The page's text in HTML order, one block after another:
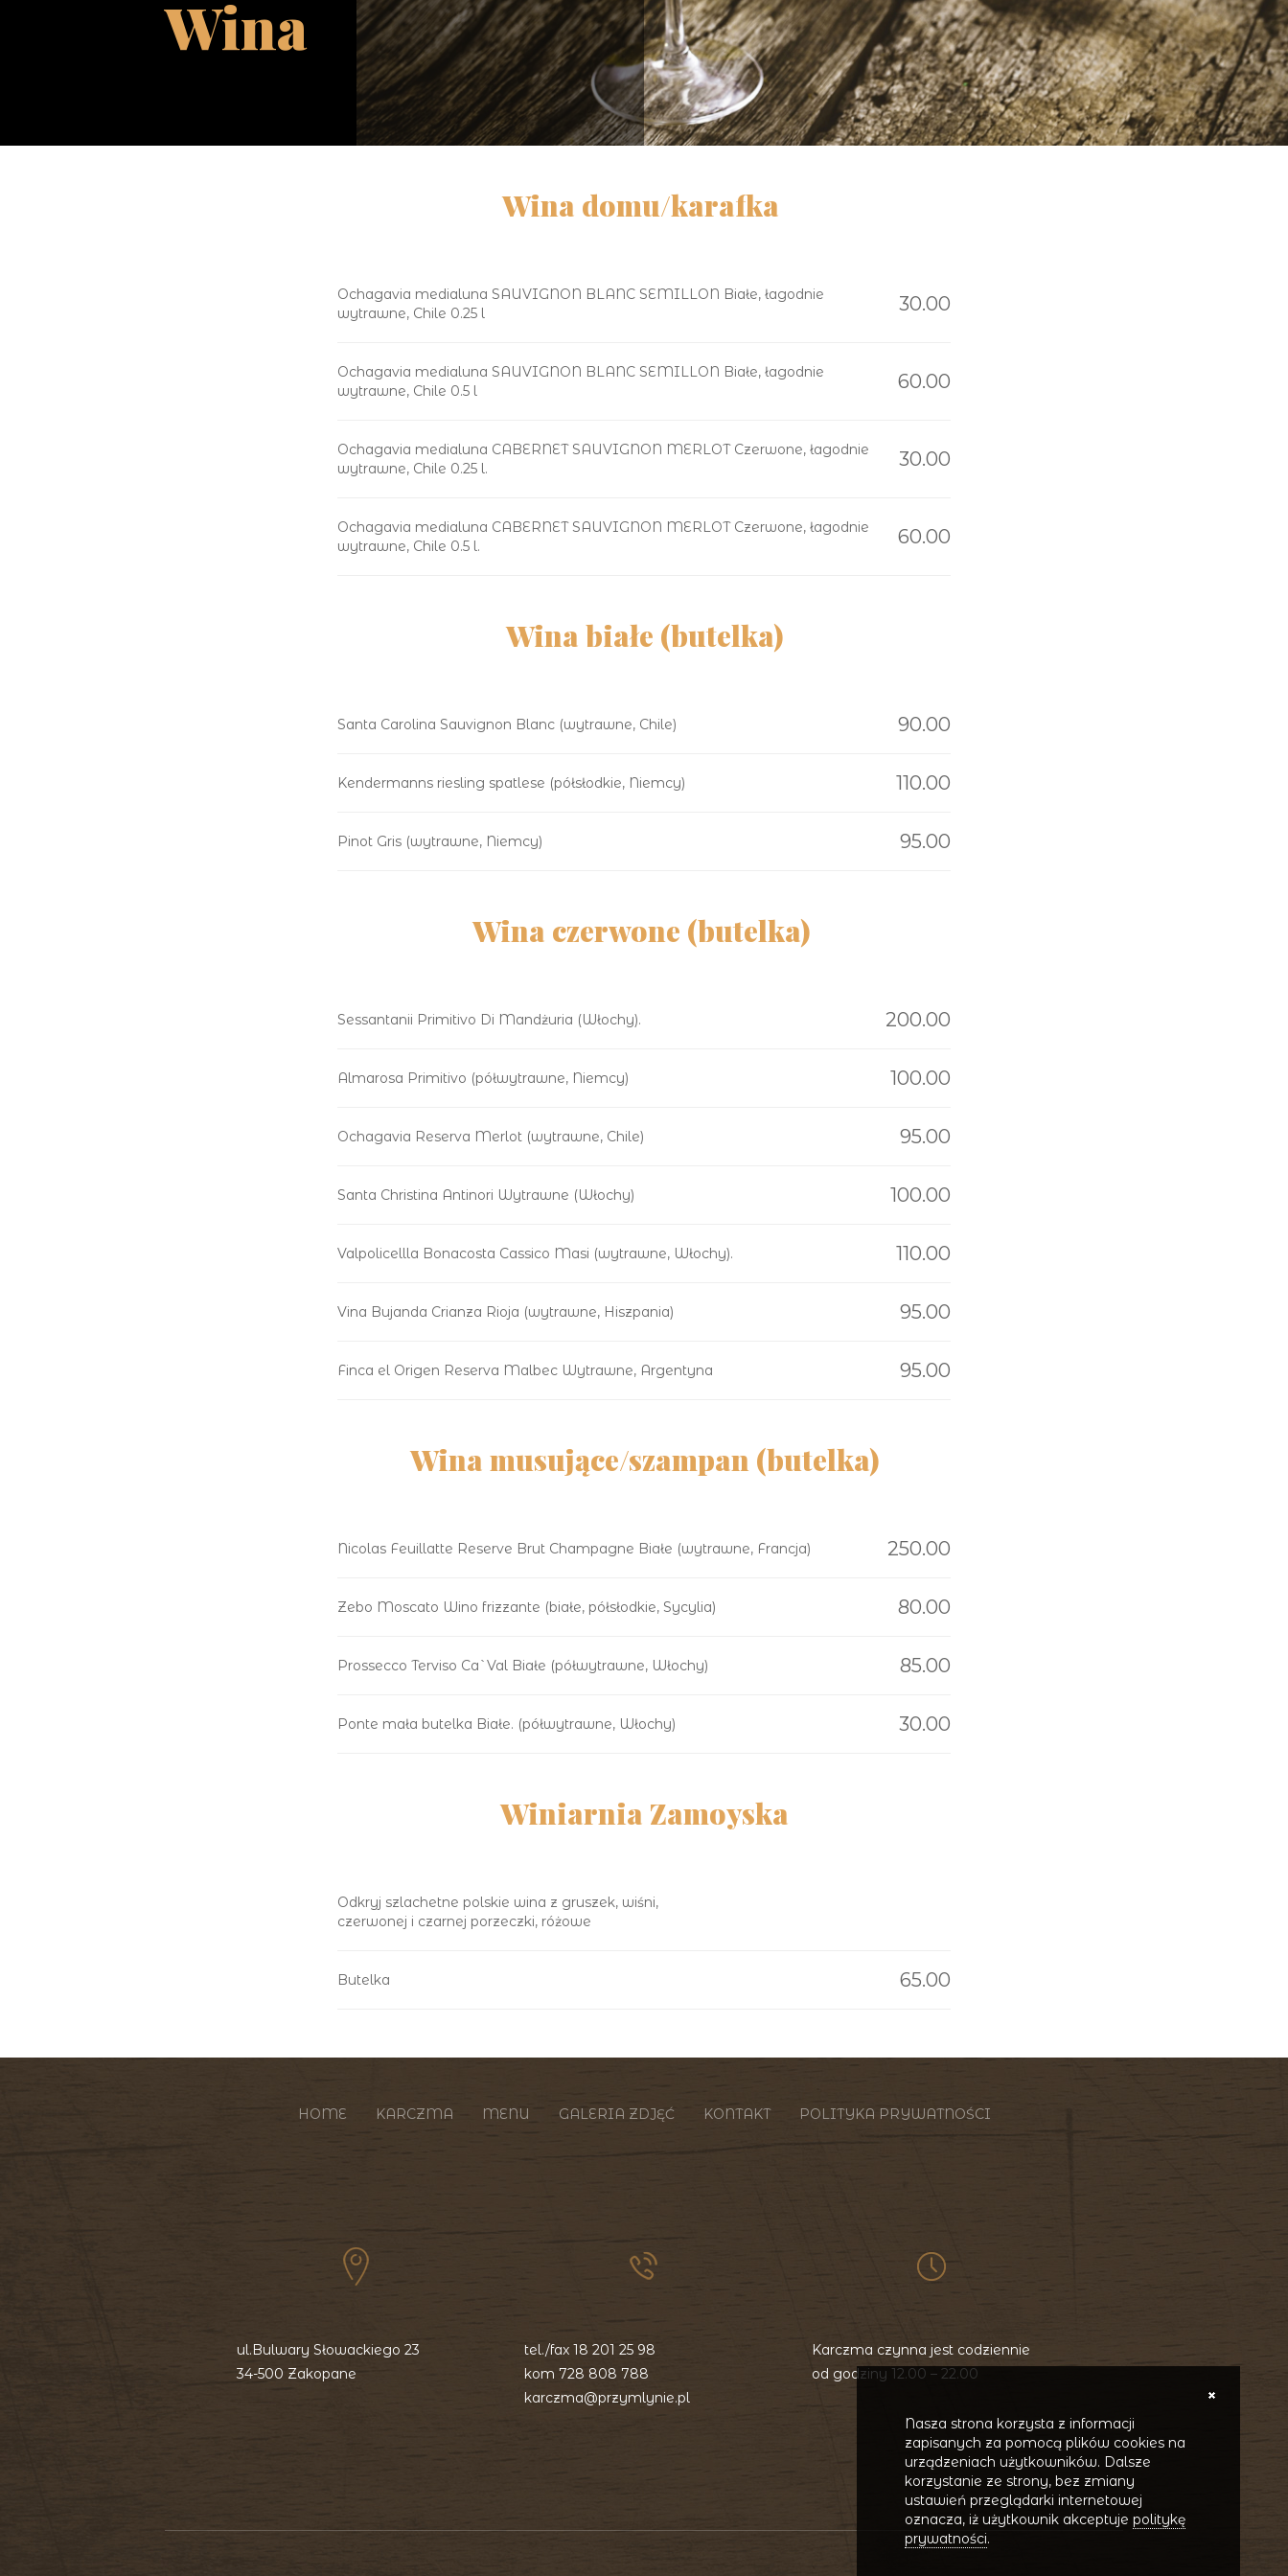
Wina
Wina domu/karafka
Ochagavia medialuna SAUVIGNON BLANC SEMILLON Białe, łagodnie
wytrawne, Chile 0.25 l
30.00
Ochagavia medialuna SAUVIGNON BLANC SEMILLON Białe, łagodnie
wytrawne, Chile 0.5 l
60.00
Ochagavia medialuna CABERNET SAUVIGNON MERLOT Czerwone, łagodnie
wytrawne, Chile 0.25 l.
30.00
Ochagavia medialuna CABERNET SAUVIGNON MERLOT Czerwone, łagodnie
wytrawne, Chile 0.5 l.
60.00
Wina białe (butelka)
Santa Carolina Sauvignon Blanc (wytrawne, Chile) 90.00
Kendermanns riesling spatlese (półsłodkie, Niemcy) 110.00
Pinot Gris (wytrawne, Niemcy) 95.00
Wina czerwone (butelka)
Sessantanii Primitivo Di Mandżuria (Włochy). 200.00
Almarosa Primitivo (półwytrawne, Niemcy) 100.00
Ochagavia Reserva Merlot (wytrawne, Chile) 95.00
Santa Christina Antinori Wytrawne (Włochy) 100.00
Valpolicellla Bonacosta Cassico Masi (wytrawne, Włochy). 110.00
Vina Bujanda Crianza Rioja (wytrawne, Hiszpania) 95.00
Finca el Origen Reserva Malbec Wytrawne, Argentyna 95.00
Wina musujące/szampan (butelka)
Nicolas Feuillatte Reserve Brut Champagne Białe (wytrawne, Francja) 250.00
Zebo Moscato Wino frizzante (białe, półsłodkie, Sycylia) 80.00
Prossecco Terviso Ca`Val Białe (półwytrawne, Włochy) 85.00
Ponte mała butelka Białe. (półwytrawne, Włochy) 30.00
Winiarnia Zamoyska
Odkryj szlachetne polskie wina z gruszek, wiśni,
czerwonej i czarnej porzeczki, różowe
Butelka 65.00
HOME KARCZMA MENU GALERIA ZDJĘĆ KONTAKT POLITYKA PRYWATNOŚCI
ul.Bulwary Słowackiego 23
34-500 Zakopane
tel./fax 18 201 25 98
kom 728 808 788
karczma@przymlynie.pl
Karczma czynna jest codziennie
od godziny 12.00 – 22.00
Nasza strona korzysta z informacji
zapisanych za pomocą plików cookies na
urządzeniach użytkowników. Dalsze
korzystanie ze strony, bez zmiany
ustawień przeglądarki internetowej
oznacza, iż użytkownik akceptuje politykę
prywatności.